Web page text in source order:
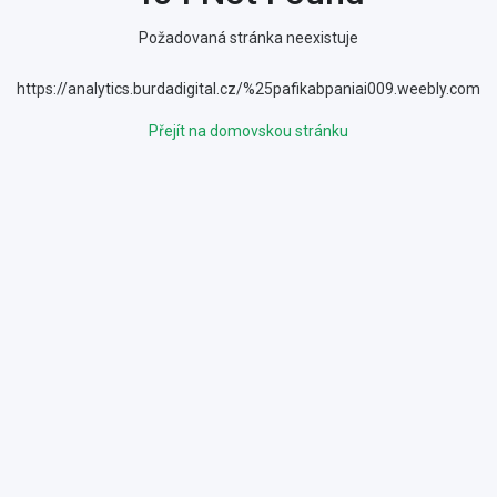
Požadovaná stránka neexistuje
https://analytics.burdadigital.cz/%25pafikabpaniai009.weebly.com
Přejít na domovskou stránku